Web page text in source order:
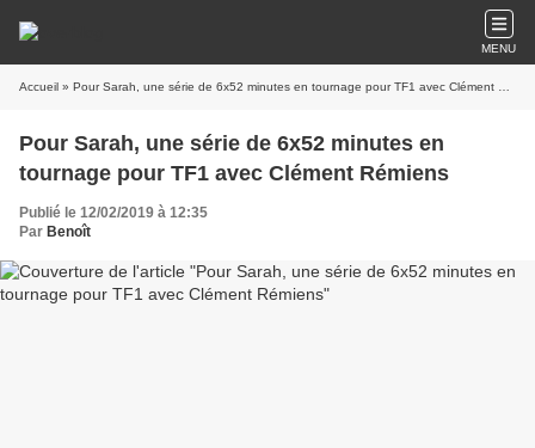
MENU
Accueil » Pour Sarah, une série de 6x52 minutes en tournage pour TF1 avec Clément Rémiens
Pour Sarah, une série de 6x52 minutes en
tournage pour TF1 avec Clément Rémiens
Publié le 12/02/2019 à 12:35
Par Benoît